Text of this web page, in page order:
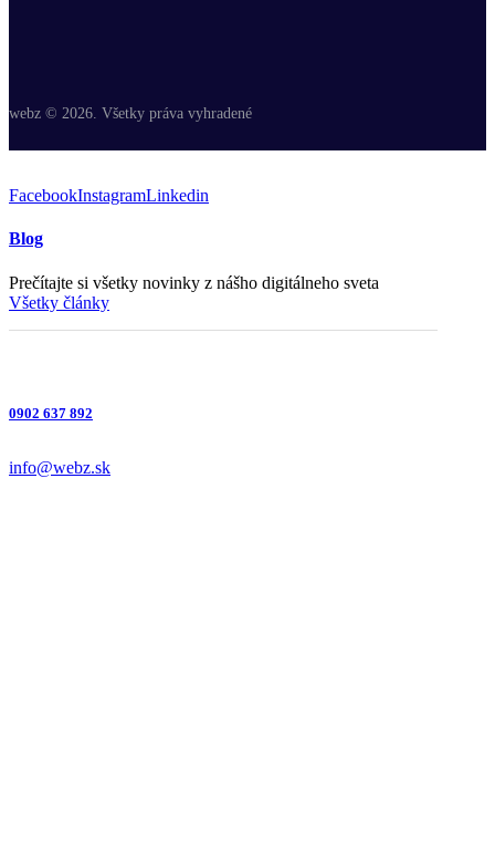
webz © 2026. Všetky práva vyhradené
FacebookInstagramLinkedin
Blog
Prečítajte si všetky novinky z nášho digitálneho sveta
Všetky články
0902 637 892
info@webz.sk